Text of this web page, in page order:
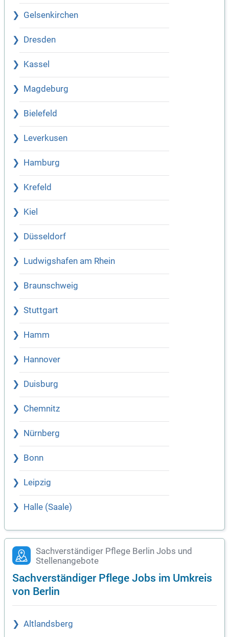
Gelsenkirchen
Dresden
Kassel
Magdeburg
Bielefeld
Leverkusen
Hamburg
Krefeld
Kiel
Düsseldorf
Ludwigshafen am Rhein
Braunschweig
Stuttgart
Hamm
Hannover
Duisburg
Chemnitz
Nürnberg
Bonn
Leipzig
Halle (Saale)
Sachverständiger Pflege Berlin Jobs und
Stellenangebote
Sachverständiger Pflege Jobs im Umkreis
von Berlin
Altlandsberg